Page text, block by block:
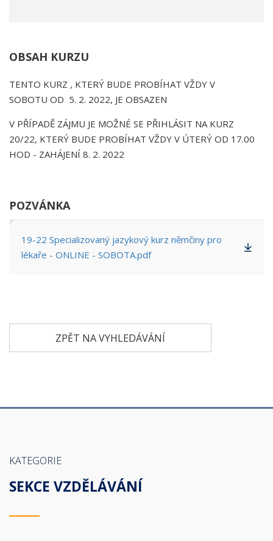
OBSAH KURZU
TENTO KURZ , KTERÝ BUDE PROBÍHAT VŽDY V
SOBOTU OD 5. 2. 2022, JE OBSAZEN
V PŘÍPADĚ ZÁJMU JE MOŽNÉ SE PŘIHLÁSIT NA KURZ
20/22, KTERÝ BUDE PROBÍHAT VŽDY V ÚTERÝ OD 17.00
HOD - ZAHÁJENÍ 8. 2. 2022
POZVÁNKA
19-22 Specializovaný jazykový kurz němčiny pro
lékaře - ONLINE - SOBOTA.pdf
ZPĚT NA VYHLEDÁVÁNÍ
KATEGORIE
SEKCE VZDĚLÁVÁNÍ